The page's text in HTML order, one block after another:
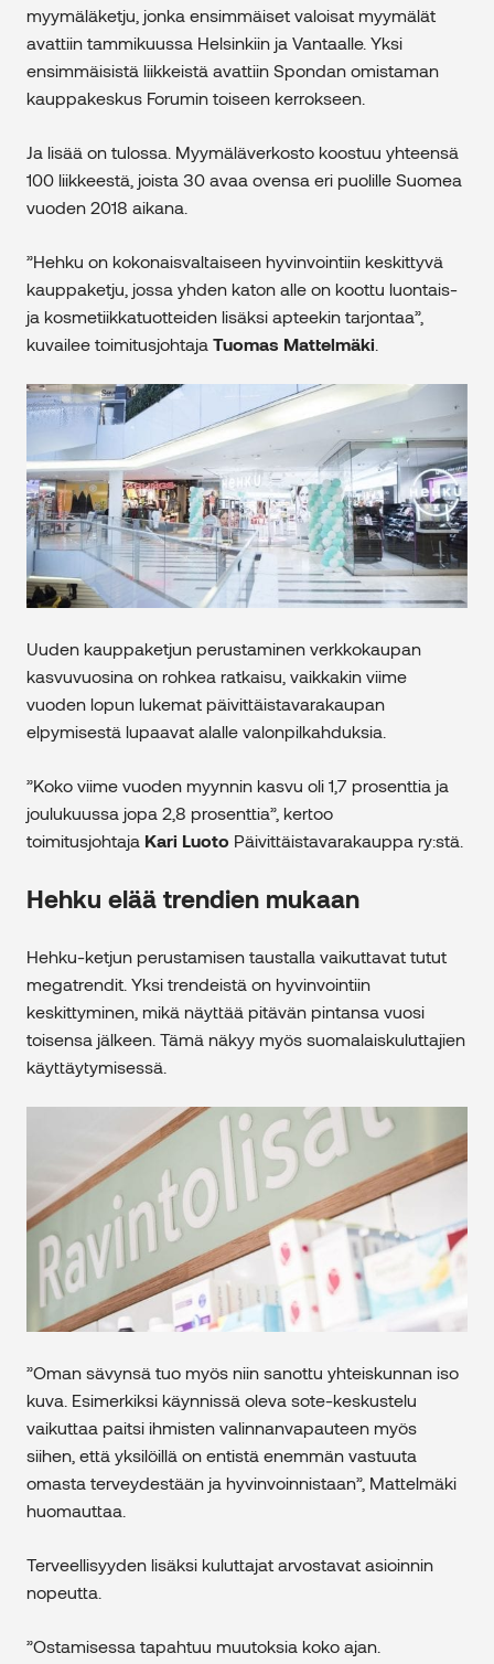
myymäläketju, jonka ensimmäiset valoisat myymälät
avattiin tammikuussa Helsinkiin ja Vantaalle. Yksi
ensimmäisistä liikkeistä avattiin Spondan omistaman
kauppakeskus Forumin toiseen kerrokseen.
Ja lisää on tulossa. Myymäläverkosto koostuu yhteensä
100 liikkeestä, joista 30 avaa ovensa eri puolille Suomea
vuoden 2018 aikana.
”Hehku on kokonaisvaltaiseen hyvinvointiin keskittyvä
kauppaketju, jossa yhden katon alle on koottu luontais-
ja kosmetiikkatuotteiden lisäksi apteekin tarjontaa”,
kuvailee toimitusjohtaja Tuomas Mattelmäki
Uuden kauppaketjun perustaminen verkkokaupan
kasvuvuosina on rohkea ratkaisu, vaikkakin viime
vuoden lopun lukemat päivittäistavarakaupan
elpymisestä lupaavat alalle valonpilkahduksia.
”Koko viime vuoden myynnin kasvu oli 1,7 prosenttia ja
joulukuussa jopa 2,8 prosenttia”, kertoo
toimitusjohtaja Kari Luoto Päivittäistavarakauppa ry:stä.
Hehku elää trendien mukaan
Hehku-ketjun perustamisen taustalla vaikuttavat tutut
megatrendit. Yksi trendeistä on hyvinvointiin
keskittyminen, mikä näyttää pitävän pintansa vuosi
toisensa jälkeen. Tämä näkyy myös suomalaiskuluttajien
käyttäytymisessä.
”Oman sävynsä tuo myös niin sanottu yhteiskunnan iso
kuva. Esimerkiksi käynnissä oleva sote-keskustelu
vaikuttaa paitsi ihmisten valinnanvapauteen myös
siihen, että yksilöillä on entistä enemmän vastuuta
omasta terveydestään ja hyvinvoinnistaan”, Mattelmäki
huomauttaa.
Terveellisyyden lisäksi kuluttajat arvostavat asioinnin
nopeutta.
”Ostamisessa tapahtuu muutoksia koko ajan.